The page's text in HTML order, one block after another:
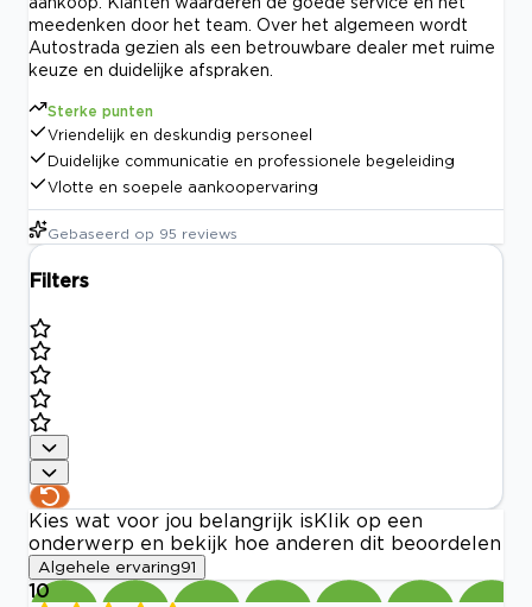
meedenken door het team. Over het algemeen wordt
Autostrada gezien als een betrouwbare dealer met ruime
keuze en duidelijke afspraken.
Sterke punten
Vriendelijk en deskundig personeel
Duidelijke communicatie en professionele begeleiding
Vlotte en soepele aankoopervaring
Gebaseerd op 95 reviews
Filters
Kies wat voor jou belangrijk is Klik op een
onderwerp en bekijk hoe anderen dit beoordelen
Algehele ervaring91
10